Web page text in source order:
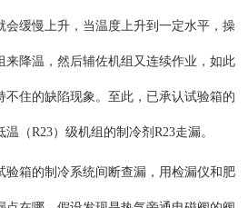
会缓慢上升，当温度上升到一定水平，操
来降温，然后辅佐机组又连续作业，如此
不住的缺陷现象。至此，已承认试验箱的
（R23）级机组的制冷剂R23走漏。
验箱的制冷系统间断查漏，用检漏仪和肥